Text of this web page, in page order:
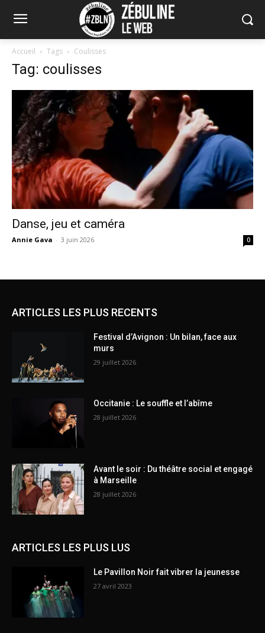
Accueil Tags Coulisses
Tag: coulisses
Danse, jeu et caméra
Annie Gava - 3 juin 2026 0
ARTICLES LES PLUS RECENTS
Festival d’Avignon : Un bilan, face aux
murs
29 juillet 2026
Occitanie : Le souffle et l’abîme
28 juillet 2026
Avant le soir : Du théâtre social et engagé
à Marseille
28 juillet 2026
ARTICLES LES PLUS LUS
Le Pavillon Noir fait vibrer la jeunesse
27 avril 2023